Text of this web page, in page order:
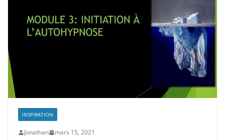
INSPIRATION
Jonathan mars 15, 2021